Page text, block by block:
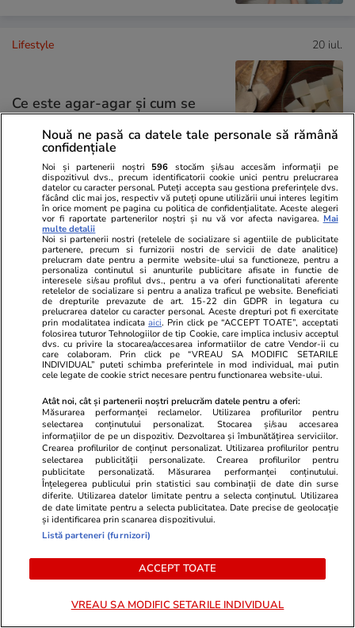
Lifestyle 20 iul.
Ce este agar-agar și cum se
utilizează
Știri România 14:33
Criză energetică în România.
Guvernul anunță ce măsuri vor
fi luate pentru evitarea unui
blackout
Știri România 14:13
Cine a fost Constantin Covaciu,
membru al staffului medical al
lui Dinamo, care a murit în
accidentul din Câmpulung
Muscel
Exclusiv
Știri România
Nicușor Dan nu a numit niciun
ambasador la post de când a
devenit președinte: 54 de
Nouă ne pasă ca datele tale personale să rămână
confidențiale
Noi și partenerii noștri 596 stocăm și/sau accesăm informații pe
dispozitivul dvs., precum identificatorii cookie unici pentru prelucrarea
datelor cu caracter personal. Puteți accepta sau gestiona preferințele dvs.
făcând clic mai jos, respectiv vă puteți opune utilizării unui interes legitim
în orice moment pe pagina cu politica de confidențialitate. Aceste alegeri
vor fi raportate partenerilor noștri și nu vă vor afecta navigarea. Mai
multe detalii
Noi si partenerii nostri (retelele de socializare si agentiile de publicitate
partenere, precum si furnizorii nostri de servicii de date analitice)
prelucram date pentru a permite website-ului sa functioneze, pentru a
personaliza continutul si anunturile publicitare afisate in functie de
interesele si/sau profilul dvs., pentru a va oferi functionalitati aferente
retelelor de socializare si pentru a analiza traficul pe website. Beneficiati
de drepturile prevazute de art. 15-22 din GDPR in legatura cu
prelucrarea datelor cu caracter personal. Aceste drepturi pot fi exercitate
prin modalitatea indicataaici. Prin click pe “ACCEPT TOATE”, acceptati
folosirea tuturor Tehnologiilor de tip Cookie, care implica inclusiv acceptul
dvs. cu privire la stocarea/accesarea informatiilor de catre Vendor-ii cu
care colaboram. Prin click pe “VREAU SA MODIFIC SETARILE
INDIVIDUAL” puteti schimba preferintele in mod individual, mai putin
cele legate de cookie strict necesare pentru functionarea website-ului.
Atât noi, cât și partenerii noștri prelucrăm datele pentru a oferi:
Măsurarea performanței reclamelor. Utilizarea profilurilor pentru
selectarea conținutului personalizat. Stocarea și/sau accesarea
informațiilor de pe un dispozitiv. Dezvoltarea și îmbunătățirea serviciilor.
Crearea profilurilor de conținut personalizat. Utilizarea profilurilor pentru
selectarea publicității personalizate. Crearea profilurilor pentru
publicitate personalizată. Măsurarea performanței conținutului.
Înțelegerea publicului prin statistici sau combinații de date din surse
diferite. Utilizarea datelor limitate pentru a selecta conținutul. Utilizarea
de date limitate pentru a selecta publicitatea. Date precise de geolocație
și identificarea prin scanarea dispozitivului.
Listă parteneri (furnizori)
ACCEPT TOATE
VREAU SA MODIFIC SETARILE INDIVIDUAL